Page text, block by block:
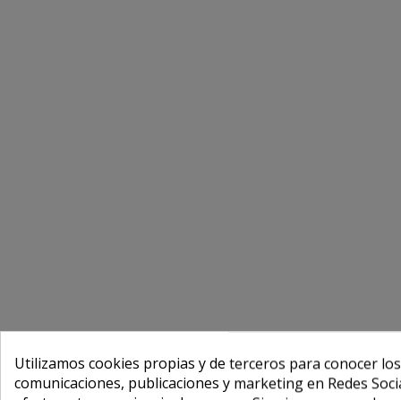
Utilizamos cookies propias y de terceros para conocer
comunicaciones, publicaciones y marketing en Redes